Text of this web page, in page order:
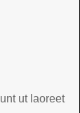
ut laoreet